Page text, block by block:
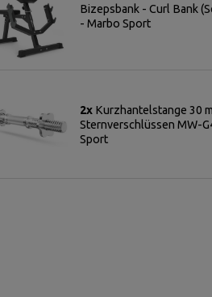
Bizepsbank - Curl Bank
- Marbo Sport
2x Kurzhantelstange 30
Sternverschlüssen MW-
Sport